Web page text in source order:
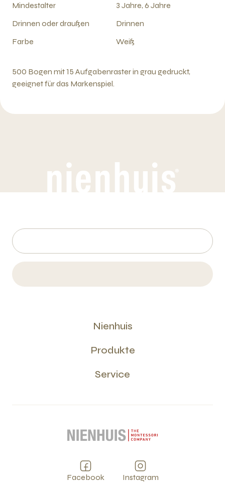
Mindestalter
3 Jahre, 6 Jahre
Drinnen oder draußen
Drinnen
Farbe
Weiß
500 Bogen mit 15 Aufgabenraster in grau gedruckt,
geeignet für das Markenspiel.
Nienhuis
Produkte
Service
Facebook Instagram